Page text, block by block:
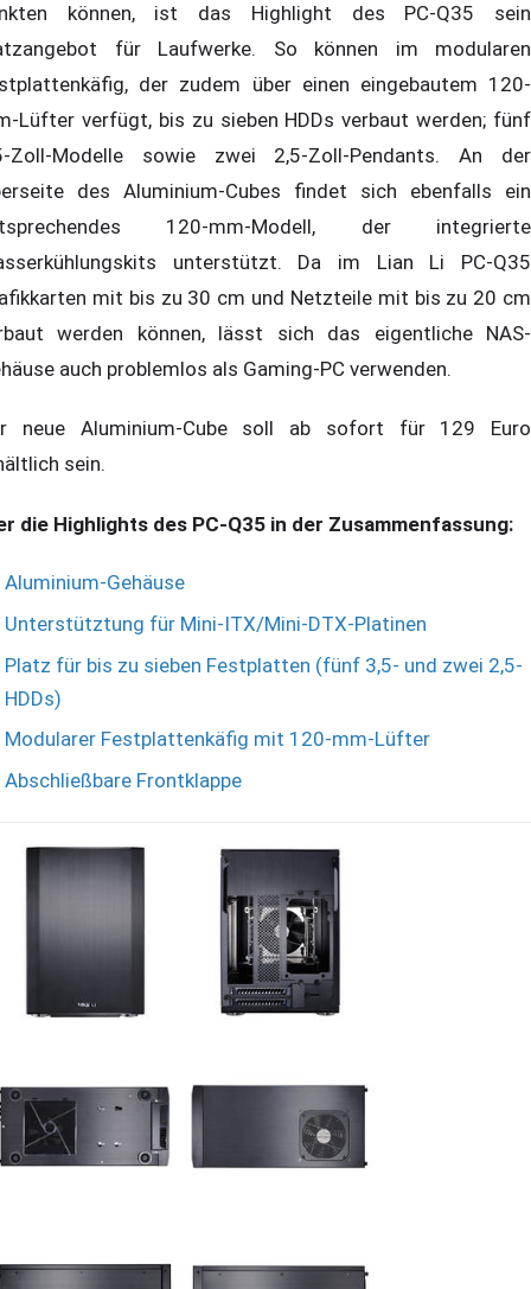
können, ist das Highlight des PC-Q35 sein
für Laufwerke. So können im modularen
der zudem über einen eingebautem 120-
Lüfter verfügt, bis zu sieben HDDs verbaut werden; fünf
Zoll-Modelle sowie zwei 2,5-Zoll-Pendants. An der
des Aluminium-Cubes findet sich ebenfalls ein
120-mm-Modell, der integrierte
unterstützt. Da im Lian Li PC-Q35
mit bis zu 30 cm und Netzteile mit bis zu 20 cm
werden können, lässt sich das eigentliche NAS-
auch problemlos als Gaming-PC verwenden.
neue Aluminium-Cube soll ab sofort für 129 Euro
sein.
die Highlights des PC-Q35 in der Zusammenfassung:
Aluminium-Gehäuse
Unterstütztung für Mini-ITX/Mini-DTX-Platinen
Platz für bis zu sieben Festplatten (fünf 3,5- und zwei 2,5-
HDDs)
Modularer Festplattenkäfig mit 120-mm-Lüfter
Abschließbare Frontklappe